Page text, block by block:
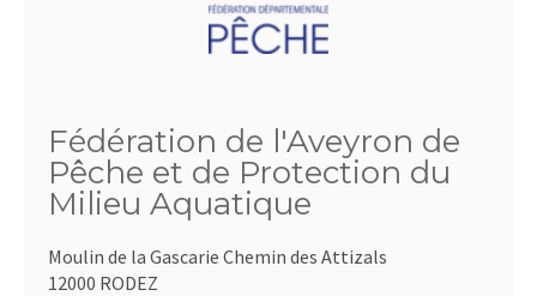
Fédération de l'Aveyron de
Pêche et de Protection du
Milieu Aquatique
Moulin de la Gascarie Chemin des Attizals
12000 RODEZ